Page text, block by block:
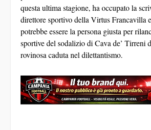
questa ultima stagione, ha occupato la
direttore sportivo della Virtus Francavilla
potrebbe essere la persona giusta per
sportive del sodalizio di Cava de’ Tirreni
rovinosa caduta nel dilettantismo.